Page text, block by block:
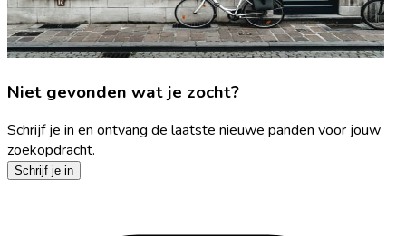
Niet gevonden wat je zocht?
Schrijf je in en ontvang de laatste nieuwe panden voor jouw
zoekopdracht.
Schrijf je in